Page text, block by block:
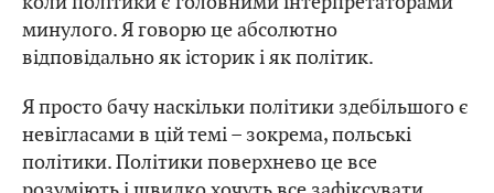
минулого. Я говорю це абсолютно
відповідально як історик і як політик.
Я просто бачу наскільки політики здебільшого є
невігласами в цій темі – зокрема, польські
політики. Політики поверхнево це все